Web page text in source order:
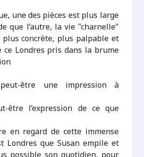
une des pièces est plus large
que l’autre, la vie "charnelle"
plus concrète, plus palpable et
ce Londres pris dans la brume
être une impression à
être l’expression de ce que
en regard de cette immense
Londres que Susan empile et
possible son quotidien, pour